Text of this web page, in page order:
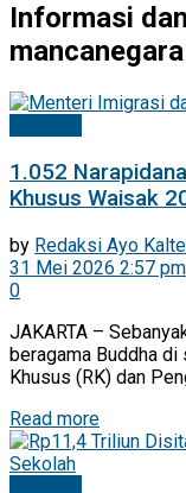
Informasi
1.052
Khusus Waisak
by Redaksi Ayo
31 Mei 2026 2:57 pm
0
JAKARTA –
beragama Buddha
Khusus (RK) dan
Read more